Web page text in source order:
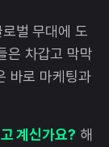
벌 무대에 도
은 차갑고 막막
바로 마케팅과
계신가요? 해